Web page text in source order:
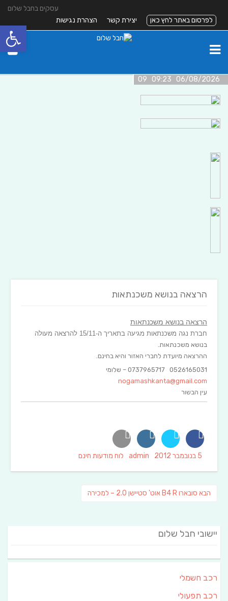
עסקים בחבל שלום
לפרסום באתר לחץ כאן
יצירת קשר הצהרת נגישות
06/08/2026 09:23 09
הרצאה בנושא משכנתאות
הרצאה בנושא משכנתאות
חברת נגה משכנתאות מגיעה בתאריך ה-15/11 להרצאה מעולה
בנושא משכנתאות.
ההרצאה מיועדת לחברי האזור והיא בחינם.
0526165031 0737965717 – שלומי
nogamashkanta@gmail.com
עין הבשור
Posted
5 בנובמבר 2012 Author
admin
Categories
לוח מודעות חינם
הבא פוסט
סובארו B4 R אוט' סטיישן 2.0 – למכירה
יישובי חבל שלום
רכב חשמלי
רכב תפעולי
פתח